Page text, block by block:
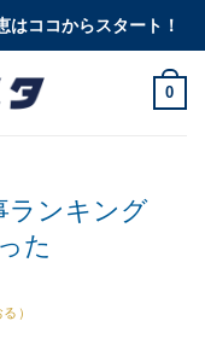
ココからスタート！
0
ランキング
た
）